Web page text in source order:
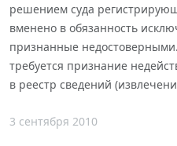
решением суда
вменено в обязанность
признанные
требуется признание
в реестр сведений
3 сентября 2010